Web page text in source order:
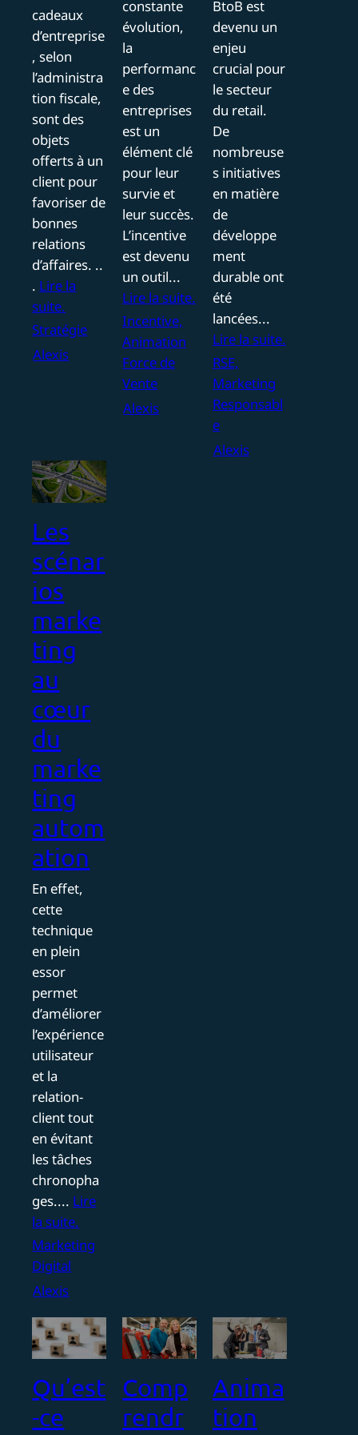
cadeaux
d’entreprise
, selon
l’administra
tion fiscale,
sont des
objets
offerts à un
client pour
favoriser de
bonnes
relations
d’affaires. ..
. Lire la
suite.
Stratégie
Alexis
constante
évolution,
la
performanc
e des
entreprises
est un
élément clé
pour leur
survie et
leur succès.
L’incentive
est devenu
un outil...
Lire la suite.
Incentive,
Animation
Force de
Vente
Alexis
BtoB est
devenu un
enjeu
crucial pour
le secteur
du retail.
De
nombreuse
s initiatives
en matière
de
développe
ment
durable ont
été
lancées...
Lire la suite.
RSE,
Marketing
Responsabl
e
Alexis
Les
scénar
ios
marke
ting
au
cœur
du
marke
ting
autom
ation
En effet,
cette
technique
en plein
essor
permet
d’améliorer
l’expérience
utilisateur
et la
relation-
client tout
en évitant
les tâches
chronopha
ges.... Lire
la suite.
Marketing
Digital
Alexis
Qu’est
-ce
Comp
rendr
Anima
tion